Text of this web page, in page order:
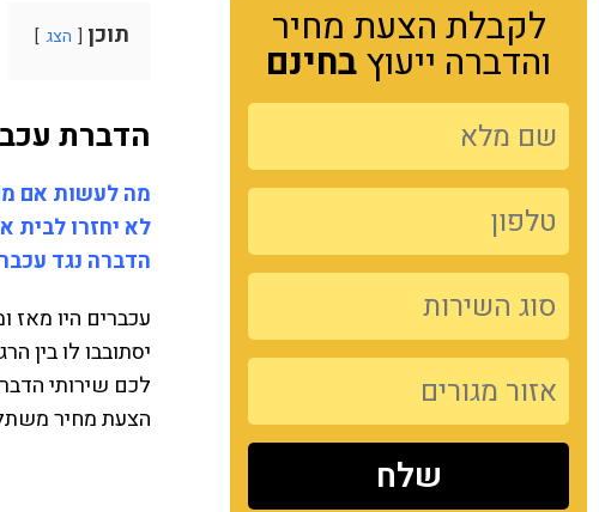
תוכן הצג
הדברת
מה לעשות אם
לא יחזרו לבית
הדברה נגד
עכברים היו מאז
יסתובבו לו
לכם שירותי
הצעת מחיר
לקבלת הצעת מחיר
והדברה ייעוץבחינם